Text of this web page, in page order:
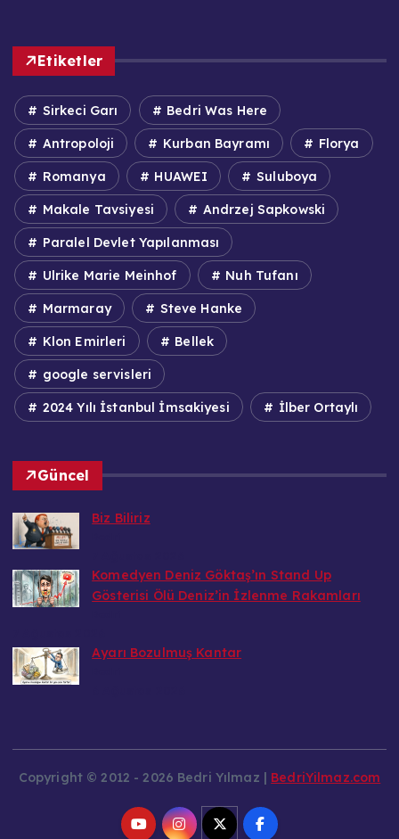
Etiketler
Sirkeci Garı Bedri Was Here
Antropoloji Kurban Bayramı Florya
Romanya HUAWEI Suluboya
Makale Tavsiyesi Andrzej Sapkowski
Paralel Devlet Yapılanması
Ulrike Marie Meinhof Nuh Tufanı
Marmaray Steve Hanke
Klon Emirleri Bellek
google servisleri
2024 Yılı İstanbul İmsakiyesi İlber Ortaylı
Güncel
Biz Biliriz
Komedyen Deniz Göktaş’ın Stand Up
Gösterisi Ölü Deniz’in İzlenme Rakamları
Ayarı Bozulmuş Kantar
Copyright © 2012 - 2026 Bedri Yılmaz | BedriYilmaz.com